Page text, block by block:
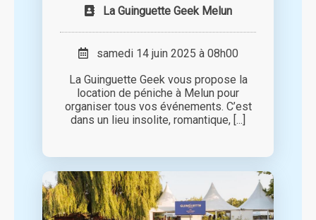
La Guinguette Geek Melun
samedi 14 juin 2025 à 08h00
La Guinguette Geek vous propose la
location de péniche à Melun pour
organiser tous vos événements. C’est
dans un lieu insolite, romantique, [...]